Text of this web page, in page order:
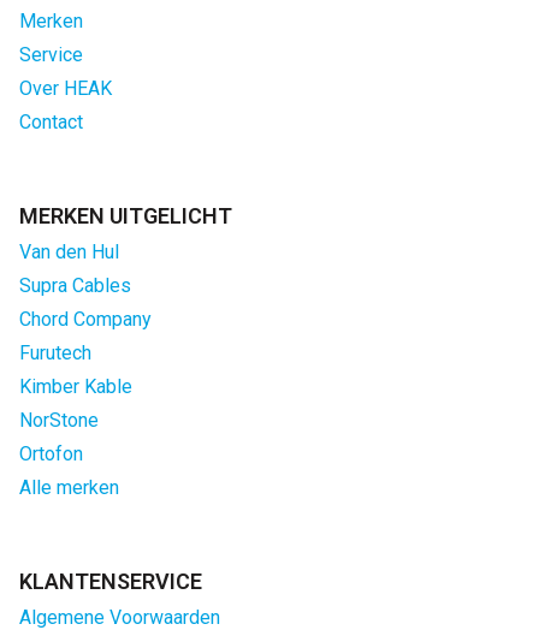
Merken
Service
Over HEAK
Contact
MERKEN UITGELICHT
Van den Hul
Supra Cables
Chord Company
Furutech
Kimber Kable
NorStone
Ortofon
Alle merken
KLANTENSERVICE
Algemene Voorwaarden